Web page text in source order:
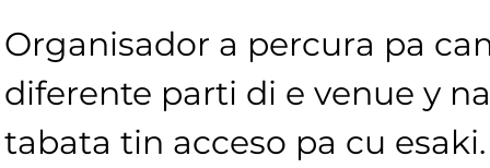
Organisador a percura pa
diferente parti di e venue y
tabata tin acceso pa cu